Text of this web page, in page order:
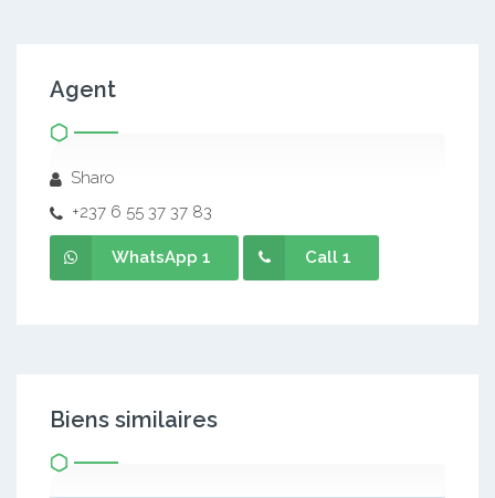
Agent
Sharo
+237 6 55 37 37 83
WhatsApp 1 Call 1
Biens similaires